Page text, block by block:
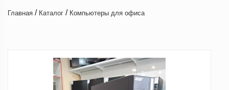
Главная / Каталог / Компьютеры для офиса